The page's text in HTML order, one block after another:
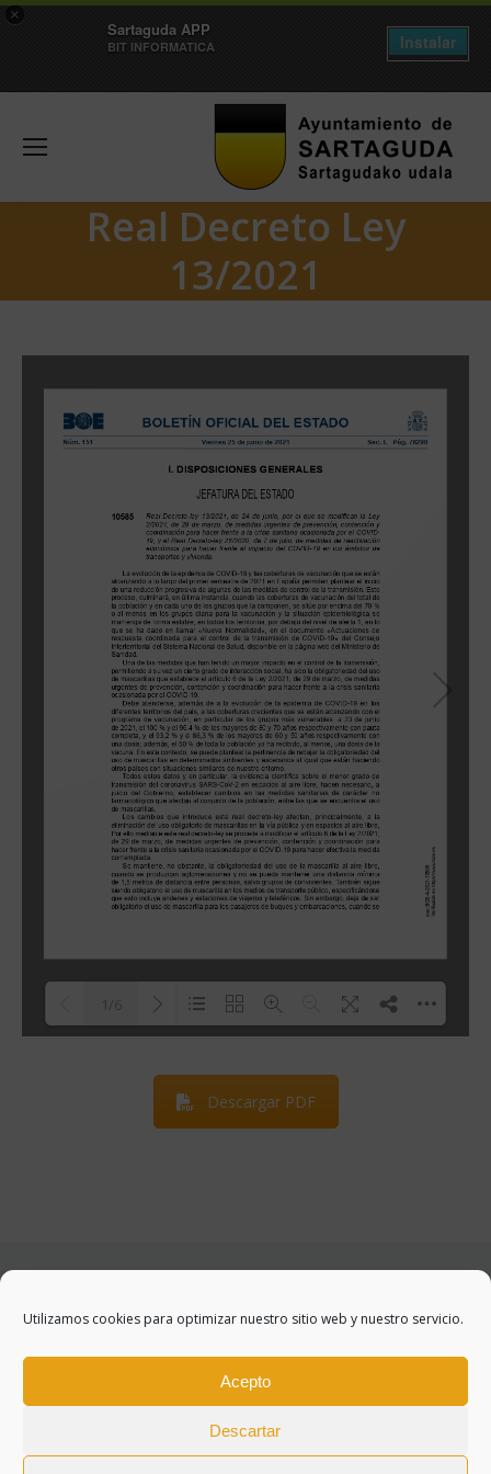
×
Sartaguda APP
BIT INFORMATICA Instalar
Utilizamos cookies para optimizar nuestro sitio web y nuestro servicio.
Acepto
Descartar
Real Decreto Ley
13/2021
Loading PDF 100% ...
1/6
Descargar PDF